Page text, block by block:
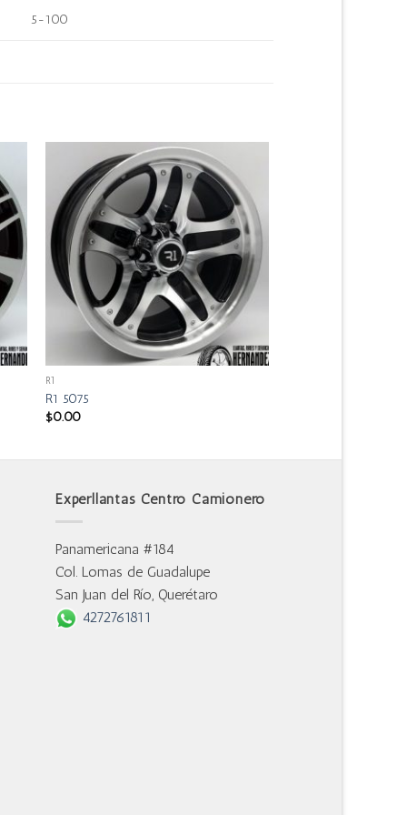
5-100
R1
R1 5075
$0.00
Experllantas Centro Camionero
Panamericana #184
Col. Lomas de Guadalupe
San Juan del Río, Querétaro
4272761811